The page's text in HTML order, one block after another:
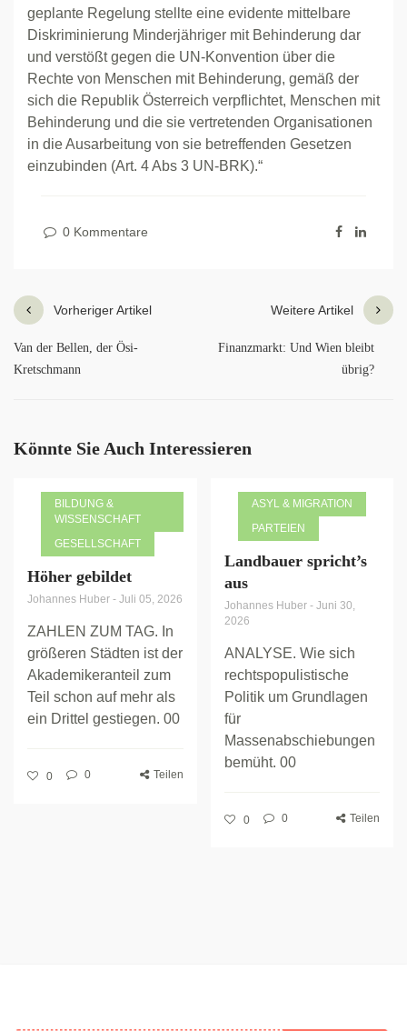
geplante Regelung stellte eine evidente mittelbare
Diskriminierung Minderjähriger mit Behinderung dar
und verstößt gegen die UN-Konvention über die
Rechte von Menschen mit Behinderung, gemäß der
sich die Republik Österreich verpflichtet, Menschen mit
Behinderung und die sie vertretenden Organisationen
in die Ausarbeitung von sie betreffenden Gesetzen
einzubinden (Art. 4 Abs 3 UN-BRK).“
0 Kommentare
Vorheriger Artikel
Van der Bellen, der Ösi-
Kretschmann
Weitere Artikel
Finanzmarkt: Und Wien bleibt
übrig?
Könnte Sie Auch Interessieren
BILDUNG &
WISSENSCHAFT
GESELLSCHAFT
Höher gebildet
Johannes Huber - Juli 05, 2026
ZAHLEN ZUM TAG. In
größeren Städten ist der
Akademikeranteil zum
Teil schon auf mehr als
ein Drittel gestiegen. 00
0 0 Teilen
ASYL & MIGRATION
PARTEIEN
Landbauer spricht’s
aus
Johannes Huber - Juni 30,
2026
ANALYSE. Wie sich
rechtspopulistische
Politik um Grundlagen
für
Massenabschiebungen
bemüht. 00
0 0 Teilen